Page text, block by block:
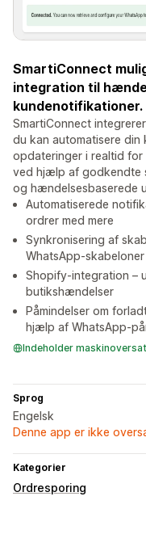
SmartiConnect
integration til
kundenotifikationer.
SmartiConnect
du kan automatisere din
opdateringer i realtid
ved hjælp af godkendte
og hændelsesbaserede
Automatiserede
ordrer med mere
Synkronisering af
WhatsApp-skabeloner
Shopify-integration –
butikshændelser
Påmindelser om
hjælp af WhatsApp-
Indeholder
Sprog
Engelsk
Denne app er ikke
Kategorier
Ordresporing